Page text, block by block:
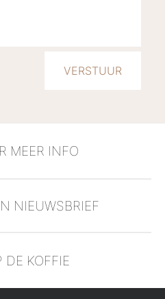
MEER INFO
NIEUWSBRIEF
DE KOFFIE